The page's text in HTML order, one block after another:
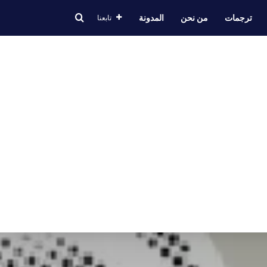
ترجمات من نحن المدونة تابعنا